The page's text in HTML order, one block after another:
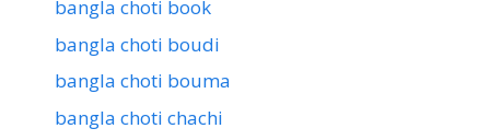
bangla choti book
bangla choti boudi
bangla choti bouma
bangla choti chachi